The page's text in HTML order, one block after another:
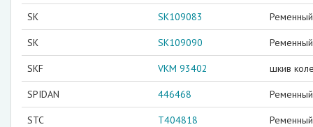
SK SK109083
SK SK109090
SKF VKM 93402 шкив
SPIDAN 446468
STC T404818